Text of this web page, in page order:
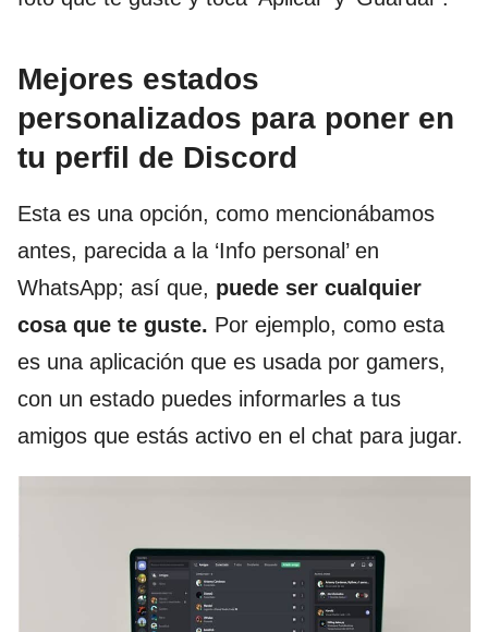
Mejores estados
personalizados para poner en
tu perfil de Discord
Esta es una opción, como mencionábamos
antes, parecida a la ‘Info personal’ en
WhatsApp; así que, puede ser cualquier
cosa que te guste. Por ejemplo, como esta
es una aplicación que es usada por gamers,
con un estado puedes informarles a tus
amigos que estás activo en el chat para jugar.